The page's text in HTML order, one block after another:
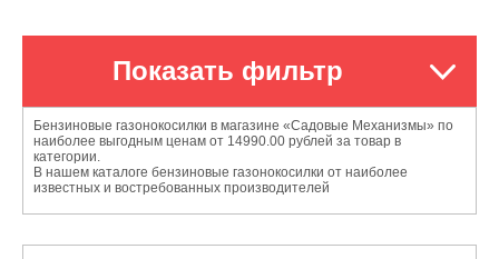
Показать фильтр
Бензиновые газонокосилки в магазине «Садовые Механизмы» по
наиболее выгодным ценам от 14990.00 рублей за товар в
категории.
В нашем каталоге бензиновые газонокосилки от наиболее
известных и востребованных производителей